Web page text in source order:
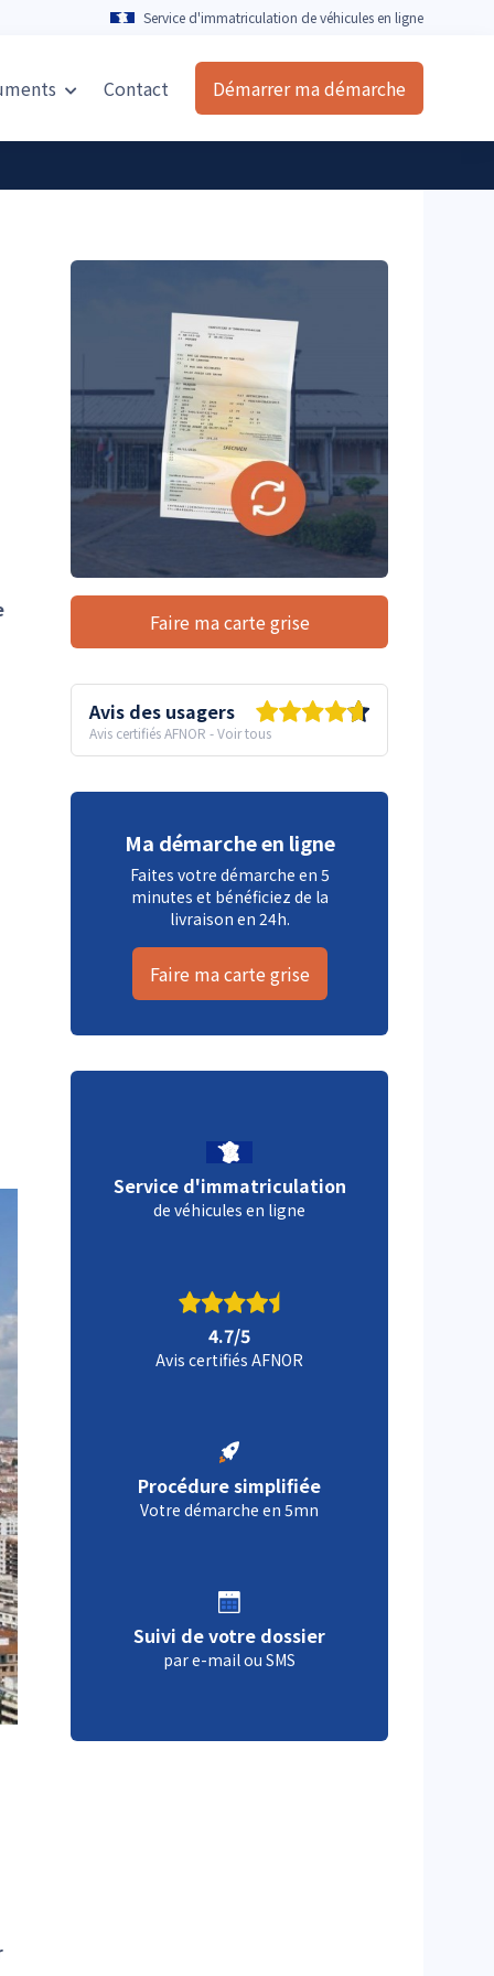
Service d'immatriculation de véhicules en ligne
Contact Démarrer ma démarche
Faire ma carte grise
Avis des usagers
Avis certifiés AFNOR -Voir tous
Ma démarche en ligne
Faites votre démarche en 5
minutes et bénéficiez de la
livraison en 24h.
Faire ma carte grise
Service d'immatriculation
de véhicules en ligne
4.7/5
Avis certifiés AFNOR
Procédure simplifiée
Votre démarche en 5mn
Suivi de votre dossier
par e-mail ou SMS